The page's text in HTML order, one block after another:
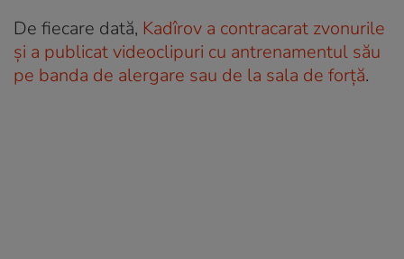
De fiecare dată, Kadîrov a contracarat zvonurile
și a publicat videoclipuri cu antrenamentul său
pe banda de alergare sau de la sala de forță.